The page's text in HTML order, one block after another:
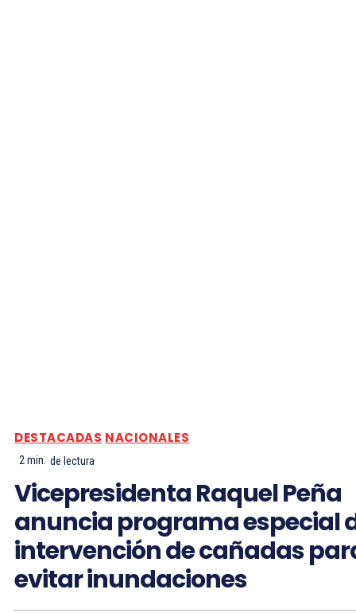
DESTACADAS NACIONALES
2min. de lectura
Vicepresidenta Raquel Peña
anuncia programa especial
intervención de cañadas
evitar inundaciones